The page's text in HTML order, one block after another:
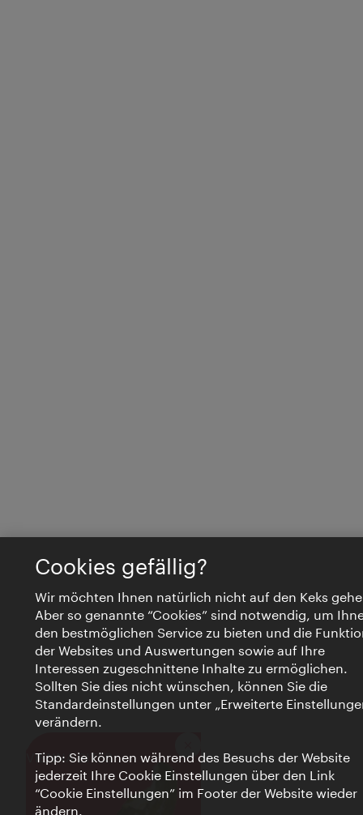
VIENNA BITES Schließen
Cookies gefällig?
Wir möchten Ihnen natürlich nicht auf den Keks
Aber so genannte “Cookies” sind notwendig, um
den bestmöglichen Service zu bieten und die
der Websites und Auswertungen sowie auf Ihre
Interessen zugeschnittene Inhalte zu ermöglichen.
Sollten Sie dies nicht wünschen, können Sie die
Standardeinstellungen unter „Erweiterte
verändern.
Tipp: Sie können während des Besuchs der Website
jederzeit Ihre Cookie Einstellungen über den Link
“Cookie Einstellungen” im Footer der Website wieder
ändern.